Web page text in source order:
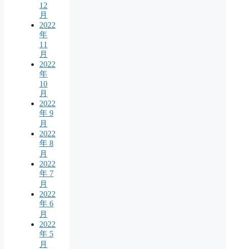
12
月
2022
年
11
月
2022
年
10
月
2022
年 9
月
2022
年 8
月
2022
年 7
月
2022
年 6
月
2022
年 5
月